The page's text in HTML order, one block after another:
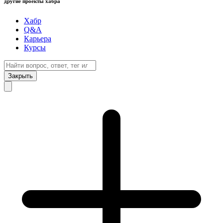
Хабр
Q&A
Карьера
Курсы
Закрыть